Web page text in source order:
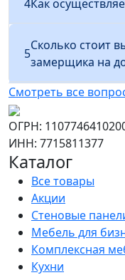
4Как
5
Сколько стоит
замерщика на
Смотреть все
ОГРН:
ИНН: 7715811377
Каталог
Все товары
Акции
Стеновые
Мебель для
Комплексная
Кухни